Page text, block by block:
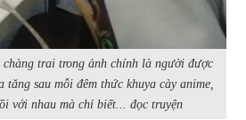
trai trong ảnh chính là người được
sau mỗi đêm thức khuya cày anime,
với nhau mà chỉ biết... đọc truyện